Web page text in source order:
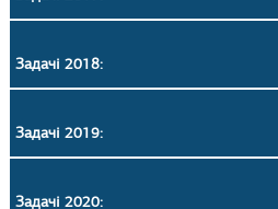
Задачі 2018:
Задачі 2019:
Задачі 2020: